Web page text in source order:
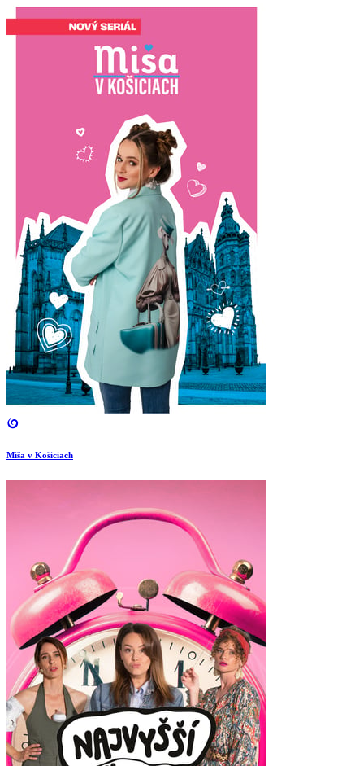
Miša v Košiciach